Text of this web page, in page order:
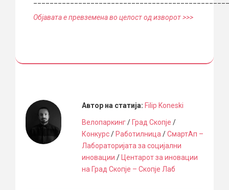
Објавата е превземена во целост од изворот >>>
Автор на статија: Filip Koneski
Велопаркинг/ Град Скопје /
Конкурс/ Работилница/СмартАп –
Лабораторијата за социјални
иновации / Центарот за иновации
на Град Скопје – Скопје Лаб